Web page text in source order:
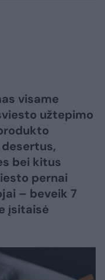
visame
užtepimo
bei kitus
pernai
– beveik 7
įsitaisė